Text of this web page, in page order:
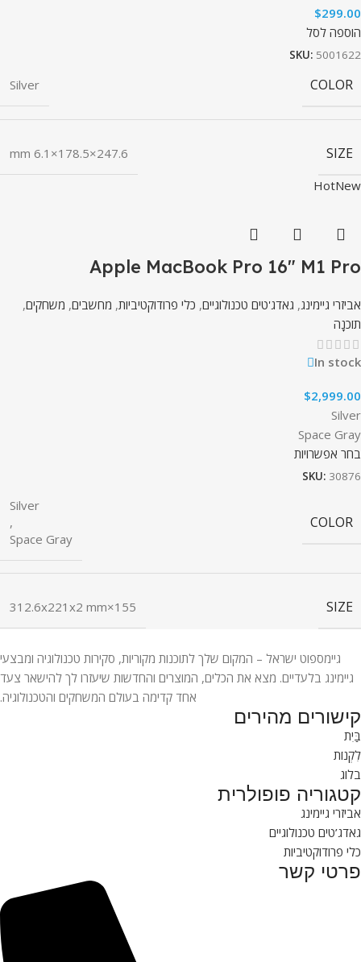
$299.00
הוספה לסל
SKU: 5001622
COLOR
Silver
SIZE
247.6×178.5×6.1 mm
HotNew
Apple MacBook Pro 16″ M1 Pro
אביזרי גיימינג, גאדג'טים טכנולוגיים, כלי פרודוקטיביות, מחשבים, משחקים,
תוֹכנָה
In stock
$2,999.00
Silver
Space Gray
בחר אפשרויות
SKU: 30876
COLOR
Silver
,
Space Gray
SIZE
155×312.6x221x2 mm
גיימספוט ישראל – המקום שלך לתוכנות מקוריות, סקירות טכנולוגיה ומבצעי
גיימינג בלעדיים. מצא את הכלים, המוצרים והחדשות שיעזרו לך להישאר צעד
אחד קדימה בעולם המשחקים והטכנולוגיה.
קישורים מהירים
בַּיִת
לִקְנוֹת
בלוג
קטגוריה פופולרית
אביזרי גיימינג
גאדג’טים טכנולוגיים
כלי פרודוקטיביות
פרטי קשר